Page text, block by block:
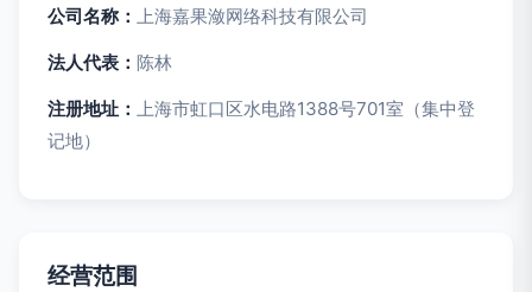
公司名称： 上海嘉果潋网络科技有限公司
法人代表： 陈林
注册地址： 上海市虹口区水电路1388号701室（集中登
记地）
经营范围